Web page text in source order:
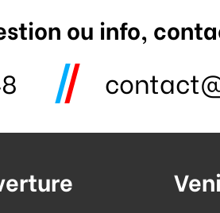
ou info,